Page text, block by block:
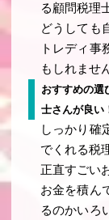
る顧問税理
どうしても
トレディ事
もしれませ
おすすめの
士さんが良い
しっかり確
でくれる税
正直すごい
お金を積ん
るのかいろ